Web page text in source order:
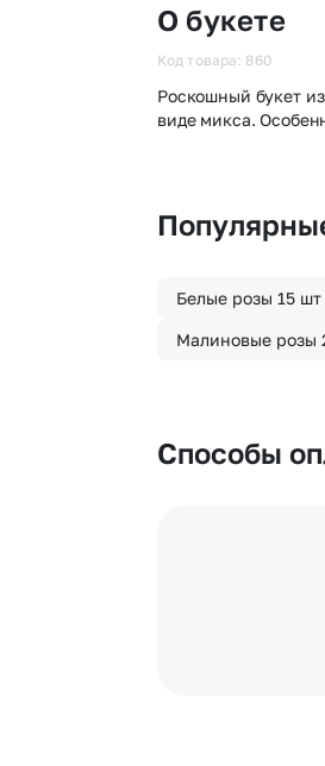
О букете
Код товара: 860
Роскошный букет
виде микса.
Белые розы 15 шт
Малиновые розы
Способы